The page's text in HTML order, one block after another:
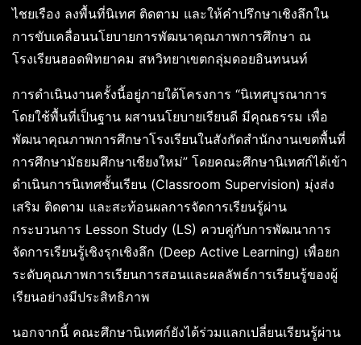
ไชยเรือง ลงพื้นที่นิเทศ ติดตาม และให้คำปรึกษาเชิงลึกใน
การขับเคลื่อนนโยบายการพัฒนาคุณภาพการศึกษา ณ
โรงเรียนฮอดพิทยาคม สหวิทยาเขตกลุ่มดอยอินทนนท์
การดำเนินงานครั้งนี้อยู่ภายใต้โครงการ “นิเทศบูรณาการ
โดยใช้พื้นที่เป็นฐาน ผสานนโยบายเรียนดี มีคุณธรรม เพื่อ
พัฒนาคุณภาพการศึกษาโรงเรียนในสังกัดสำนักงานเขตพื้นที่
การศึกษามัธยมศึกษาเชียงใหม่” โดยคณะศึกษานิเทศก์ได้เข้า
ดำเนินการนิเทศชั้นเรียน (Classroom Supervision) มุ่งส่ง
เสริม ติดตาม และสะท้อนผลการจัดการเรียนรู้ผ่าน
กระบวนการ Lesson Study (LS) ควบคู่กับการพัฒนาการ
จัดการเรียนรู้เชิงรุกเชิงลึก (Deep Active Learning) เพื่อยก
ระดับคุณภาพการเรียนการสอนและผลลัพธ์การเรียนรู้ของผู้
เรียนอย่างมีประสิทธิภาพ
นอกจากนี้ คณะศึกษานิเทศก์ยังได้ร่วมแลกเปลี่ยนเรียนรู้ผ่าน